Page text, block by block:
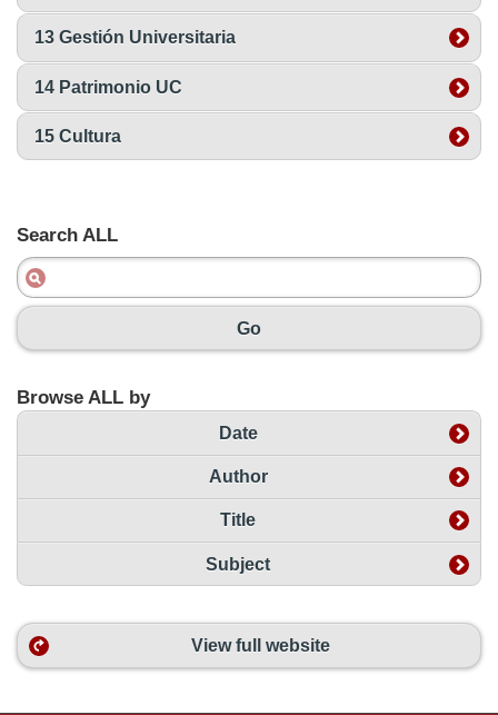
13 Gestión Universitaria
14 Patrimonio UC
15 Cultura
Search ALL
Go
Browse ALL by
Date
Author
Title
Subject
View full website